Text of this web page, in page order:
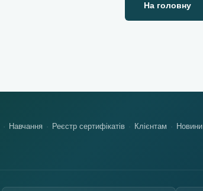
На головну
Навчання Реєстр сертифікатів Клієнтам Новини